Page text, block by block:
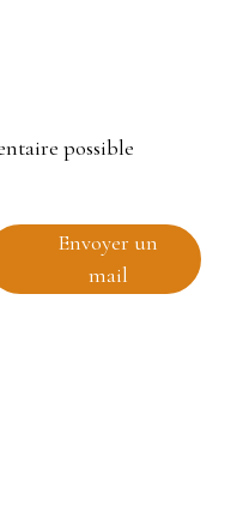
possible
Envoyer un
mail